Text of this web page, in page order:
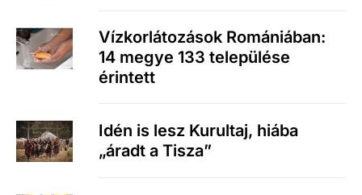
Vízkorlátozások Romániában:
14 megye 133 települése
érintett
Idén is lesz Kurultaj, hiába
„áradt a Tisza”